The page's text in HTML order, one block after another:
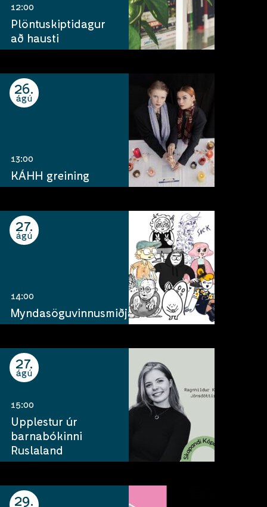
12:00
Plöntuskiptidagur
að hausti
26
ágú
13:00
KÁHH greining
27
ágú
14:00
Myndasöguvinnusmiðja
27
ágú
15:00
Upplestur úr
barnabókinni
Ruslaland
29